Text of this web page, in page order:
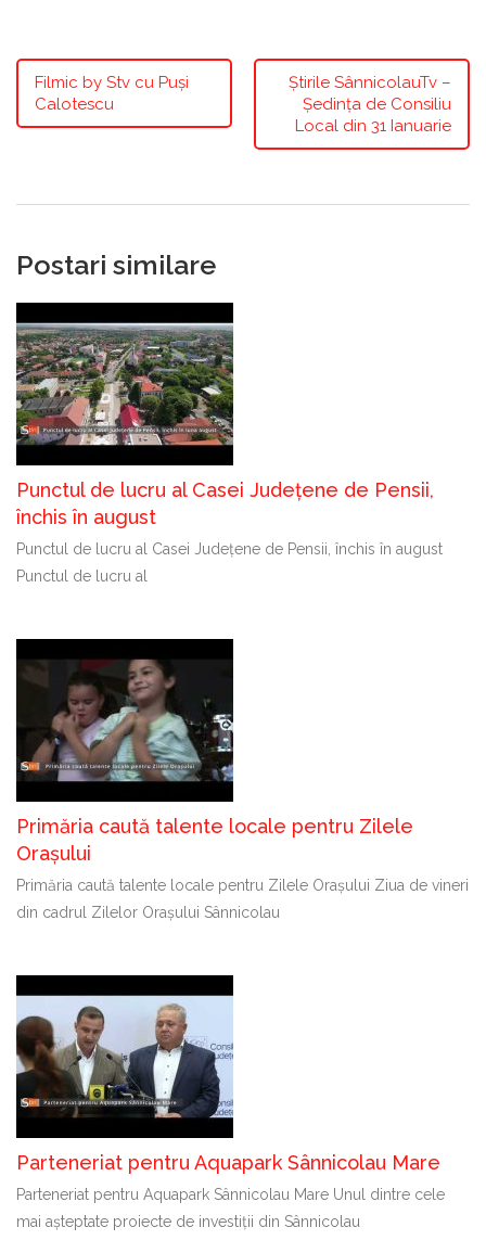
Filmic by Stv cu Puși
Calotescu
Știrile SânnicolauTv –
Ședința de Consiliu
Local din 31 Ianuarie
Postari similare
Punctul de lucru al Casei Județene de Pensii,
închis în august
Punctul de lucru al Casei Județene de Pensii, închis în august
Punctul de lucru al
Primăria caută talente locale pentru Zilele
Orașului
Primăria caută talente locale pentru Zilele Orașului Ziua de vineri
din cadrul Zilelor Orașului Sânnicolau
Parteneriat pentru Aquapark Sânnicolau Mare
Parteneriat pentru Aquapark Sânnicolau Mare Unul dintre cele
mai așteptate proiecte de investiții din Sânnicolau